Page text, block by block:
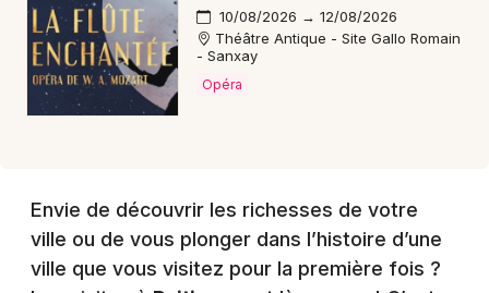
10/08/2026 → 12/08/2026
Théâtre Antique - Site Gallo Romain
- Sanxay
Opéra
Envie de découvrir les richesses de votre
ville ou de vous plonger dans l’histoire d’une
ville que vous visitez pour la première fois ?